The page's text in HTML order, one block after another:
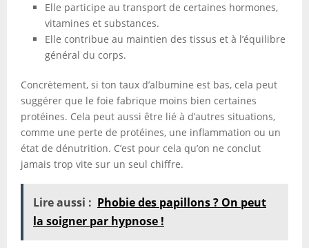
Elle participe au transport de certaines hormones,
vitamines et substances.
Elle contribue au maintien des tissus et à l’équilibre
général du corps.
Concrètement, si ton taux d’albumine est bas, cela peut
suggérer que le foie fabrique moins bien certaines
protéines. Cela peut aussi être lié à d’autres situations,
comme une perte de protéines, une inflammation ou un
état de dénutrition. C’est pour cela qu’on ne conclut
jamais trop vite sur un seul chiffre.
Lire aussi : Phobie des papillons ? On peut
la soigner par hypnose !